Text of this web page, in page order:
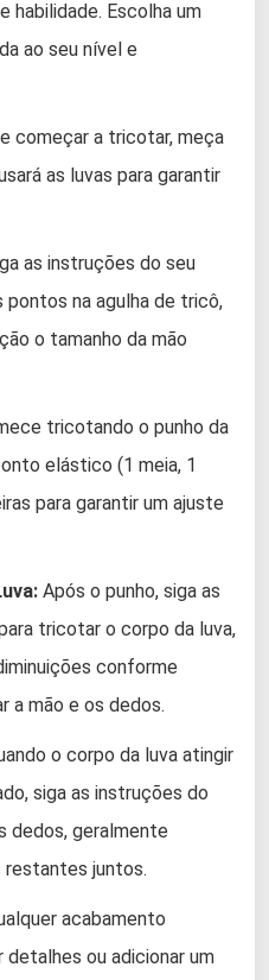
habilidade. Escolha um
ao seu nível e
começar a tricotar, meça
as luvas para garantir
as instruções do seu
pontos na agulha de tricô,
o tamanho da mão
tricotando o punho da
elástico (1 meia, 1
para garantir um ajuste
Após o punho, siga as
tricotar o corpo da luva,
conforme
a mão e os dedos.
o corpo da luva atingir
siga as instruções do
dedos, geralmente
juntos.
acabamento
detalhes ou adicionar um